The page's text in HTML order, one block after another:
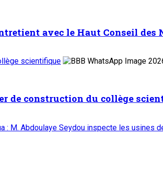
avec le Haut Conseil des
scientifique
de construction du collège
: M. Abdoulaye Seydou inspecte les usines